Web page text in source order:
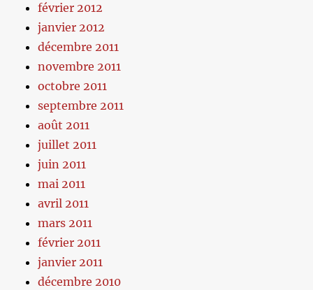
février 2012
janvier 2012
décembre 2011
novembre 2011
octobre 2011
septembre 2011
août 2011
juillet 2011
juin 2011
mai 2011
avril 2011
mars 2011
février 2011
janvier 2011
décembre 2010